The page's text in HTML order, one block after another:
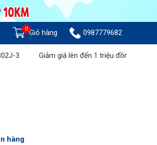
0 Giỏ hàng 0987779682
Giảm giá lên đến 1 triệu đồng khi mua Máy
hàng